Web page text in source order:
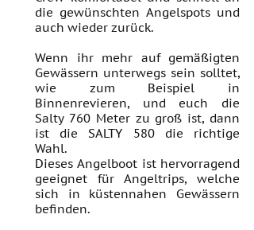
die gewünschten Angelspots und
auch wieder zurück.
Wenn ihr mehr auf gemäßigten
Gewässern unterwegs sein solltet,
wie zum Beispiel in
Binnenrevieren, und euch die
Salty 760 Meter zu groß ist, dann
ist die SALTY 580 die richtige
Wahl.
Dieses Angelboot ist hervorragend
geeignet für Angeltrips, welche
sich in küstennahen Gewässern
befinden.